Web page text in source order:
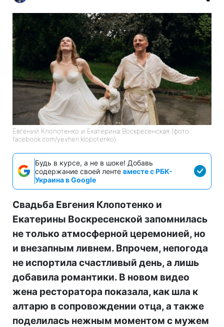
Евгений Клопотенко и Екатерина Воскресенская (фото:
facebook.com/yevhen.klopotenko)
Будь в курсе, а не в шоке! Добавь
содержание своей ленте вместе с РБК-
Украина в Google
Свадьба Евгения Клопотенко и
Екатерины Воскресенской запомнилась
не только атмосферной церемонией, но
и внезапным ливнем. Впрочем, непогода
не испортила счастливый день, а лишь
добавила романтики. В новом видео
жена ресторатора показала, как шла к
алтарю в сопровождении отца, а также
поделилась нежным моментом с мужем